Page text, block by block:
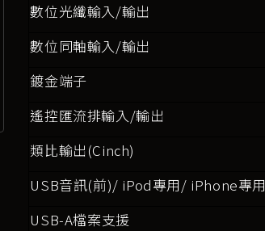
數位光纖輸入/輸出
數位同軸輸入/輸出
鍍金端子
遙控匯流排輸入/輸出
類比輸出(Cinch)
USB音訊(前)/ iPod專用/ iPhone專用
USB-A檔案支援